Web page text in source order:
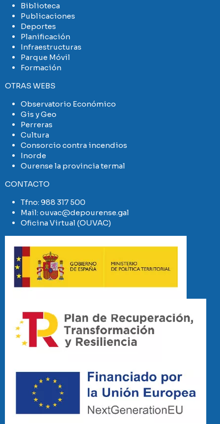
Biblioteca
Publicaciones
Deportes
Planificación
Infraestructuras
Parque Móvil
Formación
OTRAS WEBS
Observatorio Económico
Gis y Geo
Perreras
Cultura
Consorcio contra incendios
Inorde
Ourense la provincia termal
CONTACTO
Tfno:988 317 500
Mail:ouvac@depourense.gal
Oficina Virtual (OUVAC)